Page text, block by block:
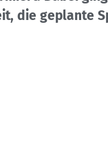
die geplante